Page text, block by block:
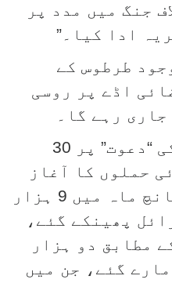
جنگ میں مدد پر
ادا کیا۔”
طرطوس کے
اڈے پر روسی
رہے گا۔
روس نے شامی حکومت کی “دعوت” پر 30
فضائی حملوں کا آغاز
کیا تھا جس کے بعد پانچ ماہ میں 9 ہزار
پھینکے گئے،
مطابق دو ہزار
گئے، جن میں